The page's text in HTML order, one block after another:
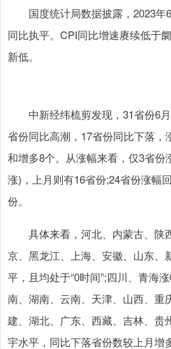
国度统计局数据披露，2023年
同比执平。CPI同比增速赓续低于
新低。
中新经纬梳剪发现，31省份6
省份同比高潮，17省份同比下落，
和增多8个。从涨幅来看，仅3省份
涨)，上月则有16省份;24省份涨幅
份。
具体来看，河北、内蒙古、陕
京、黑龙江、上海、安徽、山东、
平，且均处于“0时间”;四川、青海
南、湖南、云南、天津、山西、重
建、湖北、广东、西藏、吉林、贵
宇水平，同比下落省份数较上月增